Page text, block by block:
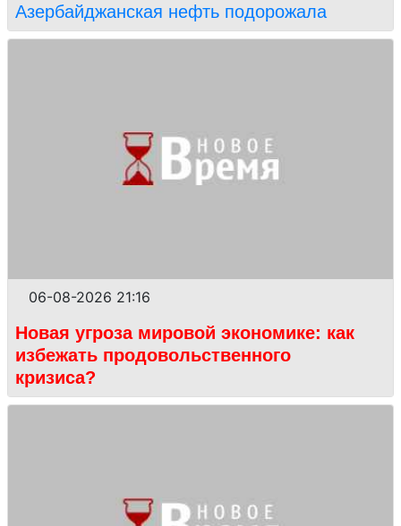
Азербайджанская нефть подорожала
06-08-2026 21:16
Новая угроза мировой экономике: как
избежать продовольственного
кризиса?